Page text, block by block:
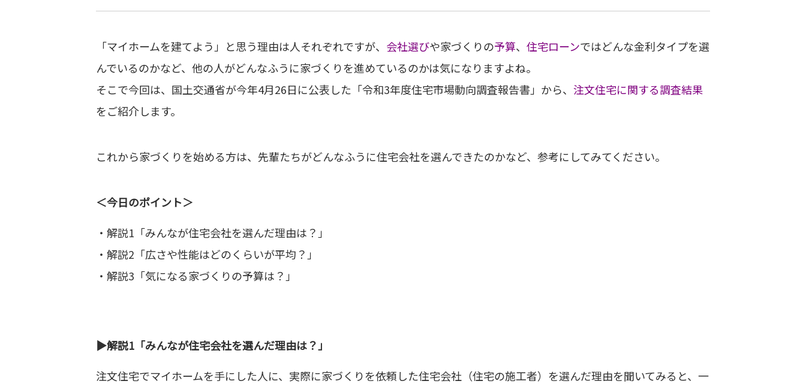
「マイホームを建てよう」と思う理由は人それぞれですが、 会社選びや家づくりの予算、 住宅ローンではどんな金利タイプを選
んでいるのかなど、他の人がどんなふうに家づくりを進めているのかは気になりますよね。
そこで今回は、国土交通省が今年4月26日に公表した「令和3年度住宅市場動向調査報告書」から、 注文住宅に関する調査結果
をご紹介します。
これから家づくりを始める方は、先輩たちがどんなふうに住宅会社を選んできたのかなど、参考にしてみてください。
＜今日のポイント＞
・解説1「みんなが住宅会社を選んだ理由は？」
・解説2「広さや性能はどのくらいが平均？」
・解説3「気になる家づくりの予算は？」
▶︎解説1「みんなが住宅会社を選んだ理由は？」
注文住宅でマイホームを手にした人に、実際に家づくりを依頼した住宅会社（住宅の施工者）を選んだ理由を聞いてみると、一